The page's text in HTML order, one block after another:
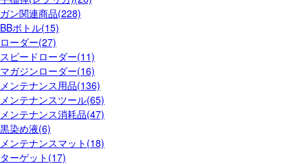
ガン関連商品(228)
BBボトル(15)
ローダー(27)
スピードローダー(11)
マガジンローダー(16)
メンテナンス用品(136)
メンテナンスツール(65)
メンテナンス消耗品(47)
黒染め液(6)
メンテナンスマット(18)
ターゲット(17)